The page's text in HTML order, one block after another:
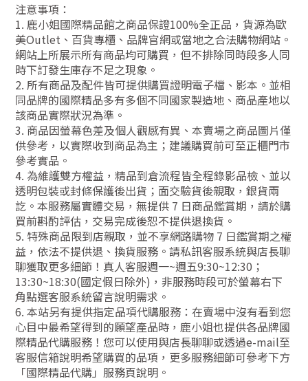
注意事項：
1. 鹿小姐國際精品館之商品保證100%全正品，貨源為歐
美Outlet、百貨專櫃、品牌官網或當地之合法購物網站。
網站上所展示所有商品均可購買，但不排除同時段多人同
時下訂發生庫存不足之現象。
2. 所有商品及配件皆可提供購買證明電子檔、影本。並相
同品牌的國際精品多有多個不同國家製造地、商品產地以
該商品實際狀況為準。
3. 商品因螢幕色差及個人觀感有異、本賣場之商品圖片僅
供參考，以實際收到商品為主；建議購買前可至正櫃門市
參考實品。
4. 為維護雙方權益，精品到倉流程皆全程錄影品檢、並以
透明包裝或封條保護後出貨；面交驗貨後親取，銀貨兩
訖。本服務屬實體交易，無提供 7 日商品鑑賞期，請於購
買前斟酌評估，交易完成後恕不提供退換貨。
5. 特殊商品限到店親取，並不享網路購物 7 日鑑賞期之權
益，依法不提供退、換貨服務。請私訊客服系統與店長聊
聊獲取更多細節！真人客服週一~週五9:30~12:30；
13:30~18:30(國定假日除外)，非服務時段可於螢幕右下
角點選客服系統留言說明需求。
6. 本站另有提供指定品項代購服務：在賣場中沒有看到您
心目中最希望得到的願望產品時，鹿小姐也提供各品牌國
際精品代購服務！您可以使用與店長聊聊或透過e-mail至
客服信箱說明希望購買的品項，更多服務細節可參考下方
「國際精品代購」服務頁說明。